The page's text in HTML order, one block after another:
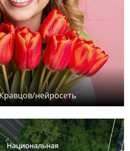
нейросеть